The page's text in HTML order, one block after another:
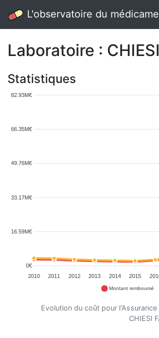
L'observatoire du
Laboratoire :
Statistiques
82.93M€
66.35M€
49.76M€
33.17M€
16.59M€
0€
2010
2011 2012 2013 2014 2015
Montant remboursé
Evolution du coût pour
CHIESI